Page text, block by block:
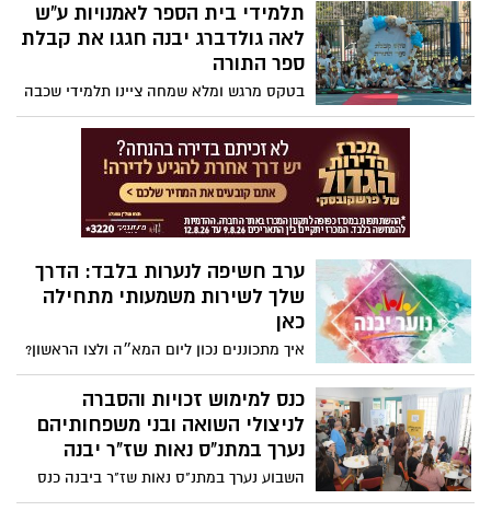
תלמידי בית הספר לאמנויות ע”ש
לאה גולדברג יבנה חגגו את קבלת
ספר התורה
בטקס מרגש ומלא שמחה ציינו תלמידי שכבה
ב’ בבית הספר לאמנויות ע”ש לאה גולדברג
ביבנה את קבלת ספר התורה, יחד עם הוריהם
וצוות בית הספר.
ערב חשיפה לנערות בלבד: הדרך
שלך לשירות משמעותי מתחילה
כאן
איך מתכוננים נכון ליום המא״ה ולצו הראשון?
איך נראית הדרך לשירות משמעותי באמת?
ערב ייחודי לנערות בלבד בלופט הנוער
כנס למימוש זכויות והסברה
לניצולי השואה ובני משפחותיהם
נערך במתנ"ס נאות שז"ר יבנה
השבוע נערך במתנ"ס נאות שז"ר ביבנה כנס
למימוש זכויות והסברה לניצולי השואה ובני